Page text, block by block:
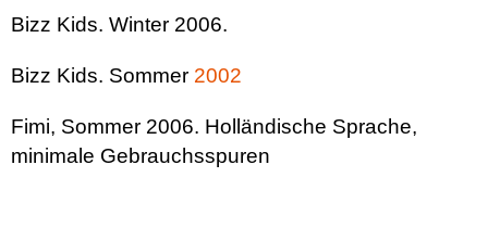
Bizz Kids. Winter 2006.
Bizz Kids. Sommer 2002
Fimi, Sommer 2006. Holländische Sprache,
minimale Gebrauchsspuren